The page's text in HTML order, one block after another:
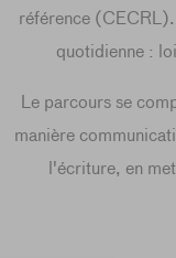
référence (CECRL).
quotidienne :
Le parcours se
manière
l'écriture, en